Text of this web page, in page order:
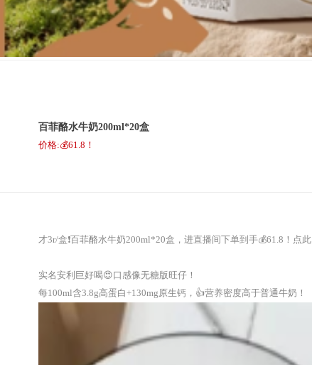
百菲酪水牛奶200ml*20盒
价格:💰61.8！
才3r/盒❗百菲酪水牛奶200ml*20盒，进直播间下单到手💰61.8！ 点此
实名安利巨好喝😍口感像无糖版旺仔！
每100ml含3.8g高蛋白+130mg原生钙，👍营养密度高于普通牛奶！